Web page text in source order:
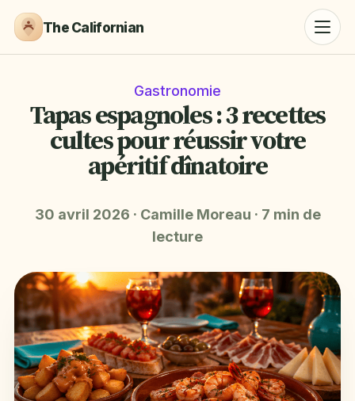
The Californian
Gastronomie
Tapas espagnoles : 3 recettes
cultes pour réussir votre
apéritif dînatoire
30 avril 2026 · Camille Moreau · 7 min de
lecture